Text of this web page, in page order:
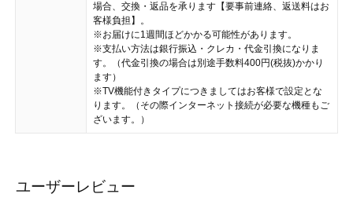
場合、交換・返品を承ります【要事前連絡、返送料はお
客様負担】。
※お届けに1週間ほどかかる可能性があります。
※支払い方法は銀行振込・クレカ・代金引換になりま
す。（代金引換の場合は別途手数料400円(税抜)かかり
ます）
※TV機能付きタイプにつきましてはお客様で設定とな
ります。（その際インターネット接続が必要な機種もご
ざいます。）
ユーザーレビュー